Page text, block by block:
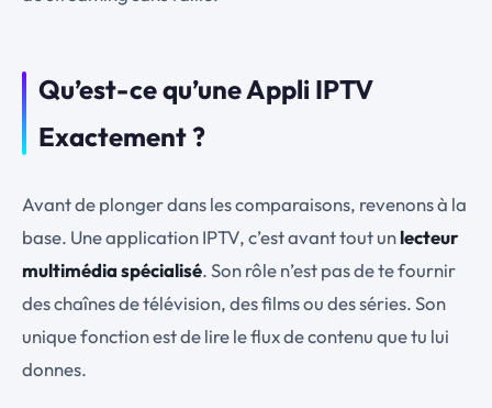
Qu’est-ce qu’une Appli IPTV
Exactement ?
Avant de plonger dans les comparaisons, revenons à la
base. Une application IPTV, c’est avant tout unlecteur
multimédia spécialisé. Son rôle n’est pas de te fournir
des chaînes de télévision, des films ou des séries. Son
unique fonction est de lire le flux de contenu que tu lui
donnes.